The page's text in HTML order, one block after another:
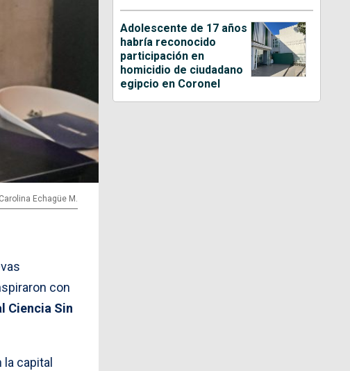
Echagüe M.
con
Ciencia Sin
capital
Adolescente de 17 años
habría reconocido
participación en
homicidio de ciudadano
egipcio en Coronel